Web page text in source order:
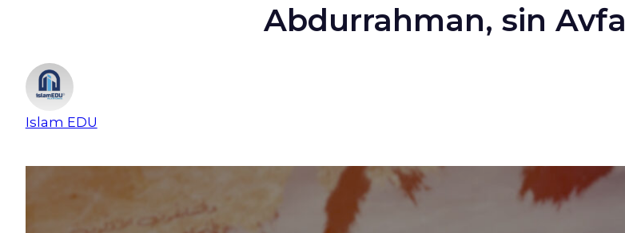
Abdurrahman, sin Avfa
Islam EDU